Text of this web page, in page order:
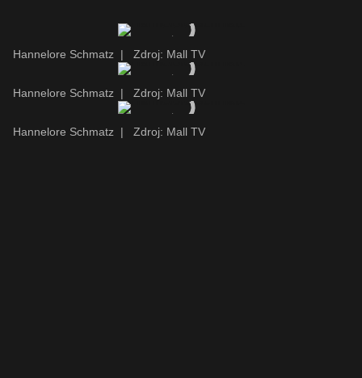
Hannelore Schmatz | Zdroj: Mall TV
Hannelore Schmatz | Zdroj: Mall TV
Hannelore Schmatz | Zdroj: Mall TV